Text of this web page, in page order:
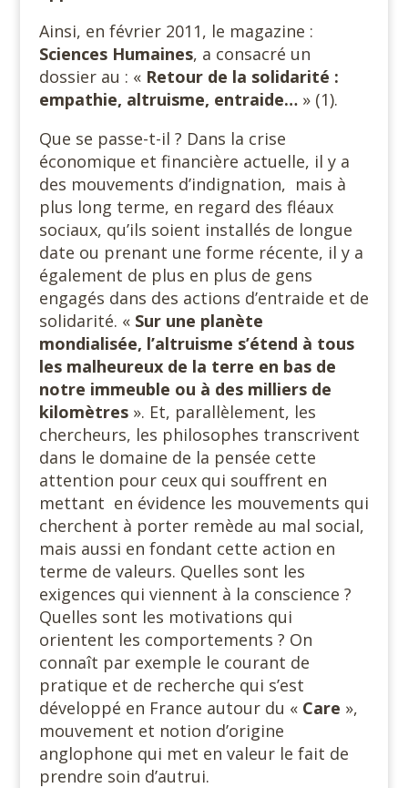
Ainsi, en février 2011, le magazine :
Sciences Humaines, a consacré un
dossier au : « Retour de la solidarité :
empathie, altruisme, entraide…» (1).
Que se passe-t-il ? Dans la crise
économique et financière actuelle, il y a
des mouvements d’indignation, mais à
plus long terme, en regard des fléaux
sociaux, qu’ils soient installés de longue
date ou prenant une forme récente, il y a
également de plus en plus de gens
engagés dans des actions d’entraide et de
solidarité. « Sur une planète
mondialisée, l’altruisme s’étend à tous
les malheureux de la terre en bas de
notre immeuble ou à des milliers de
kilomètres ». Et, parallèlement, les
chercheurs, les philosophes transcrivent
dans le domaine de la pensée cette
attention pour ceux qui souffrent en
mettant en évidence les mouvements qui
cherchent à porter remède au mal social,
mais aussi en fondant cette action en
terme de valeurs. Quelles sont les
exigences qui viennent à la conscience ?
Quelles sont les motivations qui
orientent les comportements ? On
connaît par exemple le courant de
pratique et de recherche qui s’est
développé en France autour du « Care »,
mouvement et notion d’origine
anglophone qui met en valeur le fait de
prendre soin d’autrui.